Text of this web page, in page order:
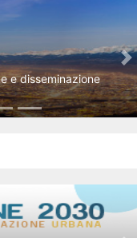
e disseminazione